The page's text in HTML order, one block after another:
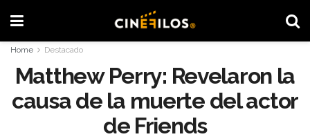
Home Destacado
Matthew Perry: Revelaron la
causa de la muerte del actor
de Friends